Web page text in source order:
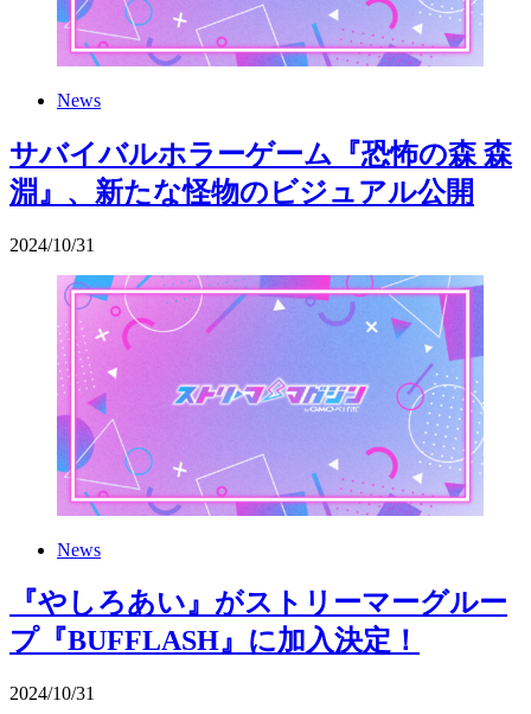
News
サバイバルホラーゲーム『恐怖の森 森
淵』、新たな怪物のビジュアル公開
2024/10/31
News
『やしろあい』がストリーマーグルー
プ『BUFFLASH』に加入決定！
2024/10/31